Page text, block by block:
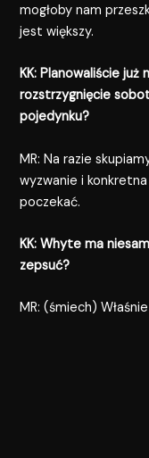
mogłoby nam
jest większy.
KK: Planowaliście
rozstrzygnięcie
pojedynku?
MR: Na razie
wyzwanie i
poczekać.
KK: Whyte ma
zepsuć?
MR: (śmiech)